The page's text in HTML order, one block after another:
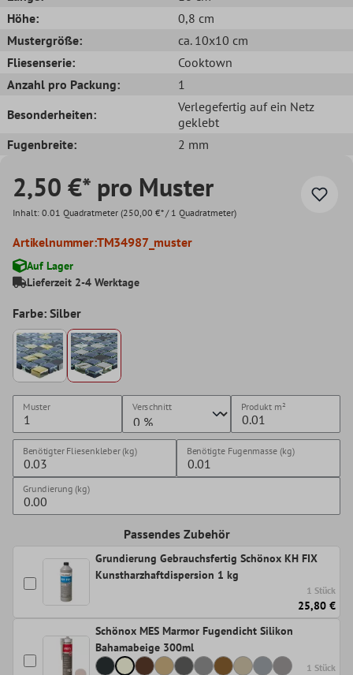
Höhe:
0,8 cm
Mustergröße:
ca. 10x10 cm
Fliesenserie:
Cooktown
Anzahl pro Packung:
1
Besonderheiten:
Verlegefertig auf ein Netz
geklebt
Fugenbreite:
2 mm
2,50 €* pro Muster
Inhalt: 0.01 Quadratmeter (250,00 €* / 1 Quadratmeter)
Artikelnummer:TM34987_muster
Auf Lager
Lieferzeit 2-4 Werktage
Farbe: Silber
Muster Verschnitt Produkt m²
Benötigter Fliesenkleber (kg) Benötigte Fugenmasse (kg)
Grundierung (kg)
Passendes Zubehör
Grundierung Gebrauchsfertig Schönox KH FIX
Kunstharzhaftdispersion 1 kg
1 Stück
25,80 €
Schönox MES Marmor Fugendicht Silikon
Bahamabeige 300ml
1 Stück